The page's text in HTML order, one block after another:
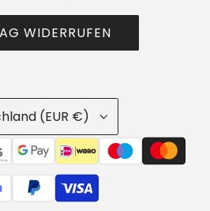
WIDERRUFEN
(EUR €)